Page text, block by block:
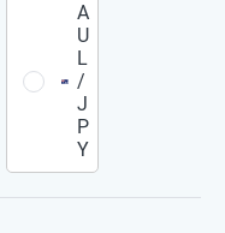
A
U
L
/
J
P
Y